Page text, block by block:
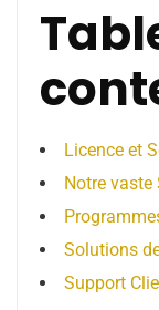
Licence et
Notre vaste
Solutions
Support